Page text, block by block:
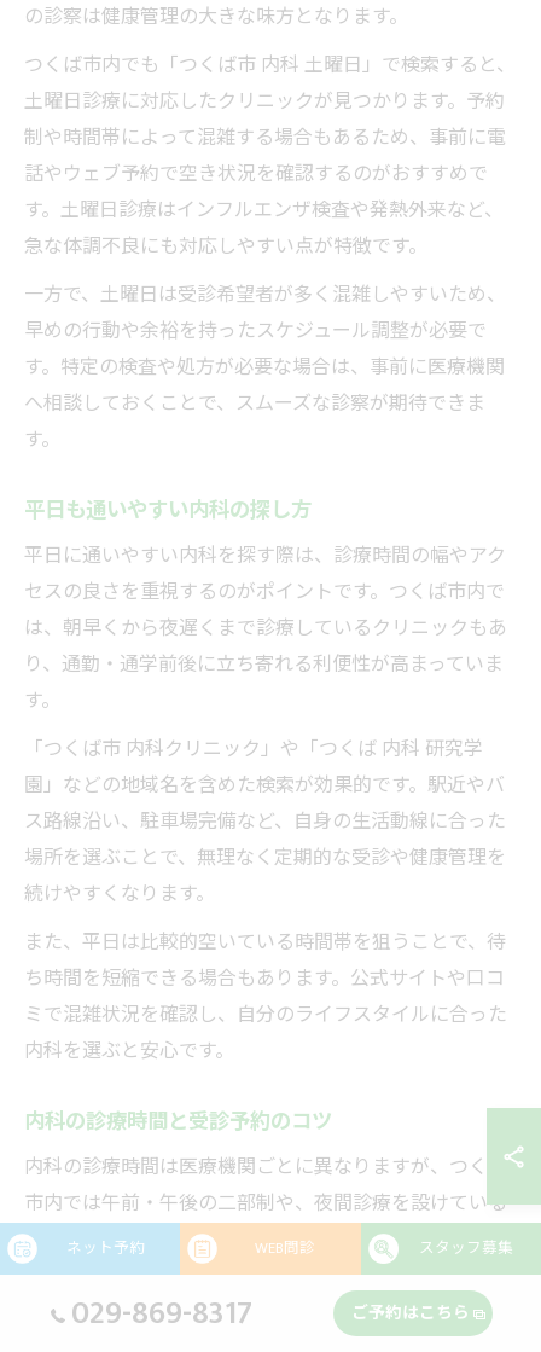
の診察は健康管理の大きな味方となります。
つくば市内でも「つくば市 内科 土曜日」で検索すると、
土曜日診療に対応したクリニックが見つかります。予約
制や時間帯によって混雑する場合もあるため、事前に電
話やウェブ予約で空き状況を確認するのがおすすめで
す。土曜日診療はインフルエンザ検査や発熱外来など、
急な体調不良にも対応しやすい点が特徴です。
一方で、土曜日は受診希望者が多く混雑しやすいため、
早めの行動や余裕を持ったスケジュール調整が必要で
す。特定の検査や処方が必要な場合は、事前に医療機関
へ相談しておくことで、スムーズな診察が期待できま
す。
平日も通いやすい内科の探し方
平日に通いやすい内科を探す際は、診療時間の幅やアク
セスの良さを重視するのがポイントです。つくば市内で
は、朝早くから夜遅くまで診療しているクリニックもあ
り、通勤・通学前後に立ち寄れる利便性が高まっていま
す。
「つくば市 内科クリニック」や「つくば 内科 研究学
園」などの地域名を含めた検索が効果的です。駅近やバ
ス路線沿い、駐車場完備など、自身の生活動線に合った
場所を選ぶことで、無理なく定期的な受診や健康管理を
続けやすくなります。
また、平日は比較的空いている時間帯を狙うことで、待
ち時間を短縮できる場合もあります。公式サイトや口コ
ミで混雑状況を確認し、自分のライフスタイルに合った
内科を選ぶと安心です。
内科の診療時間と受診予約のコツ
内科の診療時間は医療機関ごとに異なりますが、つくば
市内では午前・午後の二部制や、夜間診療を設けている
クリニックもあります。受診をスムーズに進めるには、
あらかじめ診療時間をしっかりと確認しましょう。
近年はインターネット予約や電話予約を導入している内
ネット予約 WEB問診 スタッフ募集
029-869-8317 ご予約はこちら